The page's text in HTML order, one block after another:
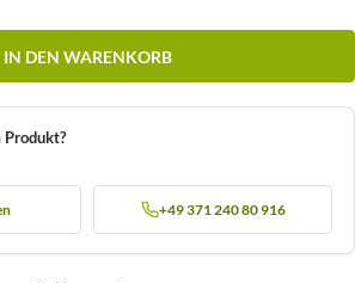
IN DEN WARENKORB
Produkt?
+49 371 240 80 916